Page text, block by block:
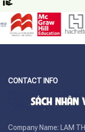
CONTACT INFO
Company Name: LAM